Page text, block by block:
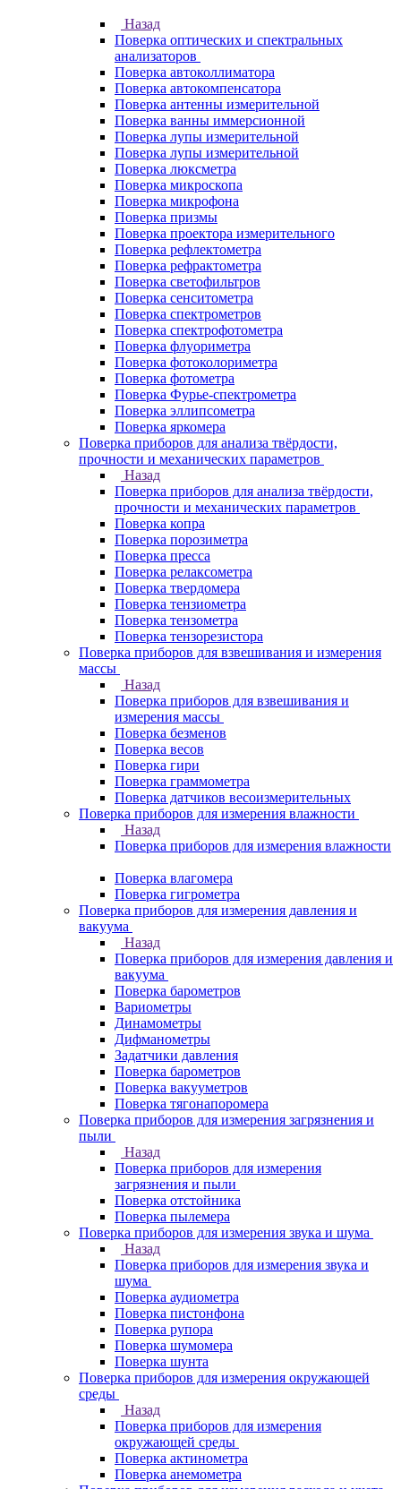
Назад
Поверка оптических и спектральных
анализаторов
Поверка автоколлиматора
Поверка автокомпенсатора
Поверка антенны измерительной
Поверка ванны иммерсионной
Поверка лупы измерительной
Поверка лупы измерительной
Поверка люксметра
Поверка микроскопа
Поверка микрофона
Поверка призмы
Поверка проектора измерительного
Поверка рефлектометра
Поверка рефрактометра
Поверка светофильтров
Поверка сенситометра
Поверка спектрометров
Поверка спектрофотометра
Поверка флуориметра
Поверка фотоколориметра
Поверка фотометра
Поверка Фурье-спектрометра
Поверка эллипсометра
Поверка яркомера
Поверка приборов для анализа твёрдости,
прочности и механических параметров
Назад
Поверка приборов для анализа твёрдости,
прочности и механических параметров
Поверка копра
Поверка порозиметра
Поверка пресса
Поверка релаксометра
Поверка твердомера
Поверка тензиометра
Поверка тензометра
Поверка тензорезистора
Поверка приборов для взвешивания и измерения
массы
Назад
Поверка приборов для взвешивания и
измерения массы
Поверка безменов
Поверка весов
Поверка гири
Поверка граммометра
Поверка датчиков весоизмерительных
Поверка приборов для измерения влажности
Назад
Поверка приборов для измерения влажности
Поверка влагомера
Поверка гигрометра
Поверка приборов для измерения давления и
вакуума
Назад
Поверка приборов для измерения давления и
вакуума
Поверка барометров
Вариометры
Динамометры
Дифманометры
Задатчики давления
Поверка барометров
Поверка вакууметров
Поверка тягонапоромера
Поверка приборов для измерения загрязнения и
пыли
Назад
Поверка приборов для измерения
загрязнения и пыли
Поверка отстойника
Поверка пылемера
Поверка приборов для измерения звука и шума
Назад
Поверка приборов для измерения звука и
шума
Поверка аудиометра
Поверка пистонфона
Поверка рупора
Поверка шумомера
Поверка шунта
Поверка приборов для измерения окружающей
среды
Назад
Поверка приборов для измерения
окружающей среды
Поверка актинометра
Поверка анемометра